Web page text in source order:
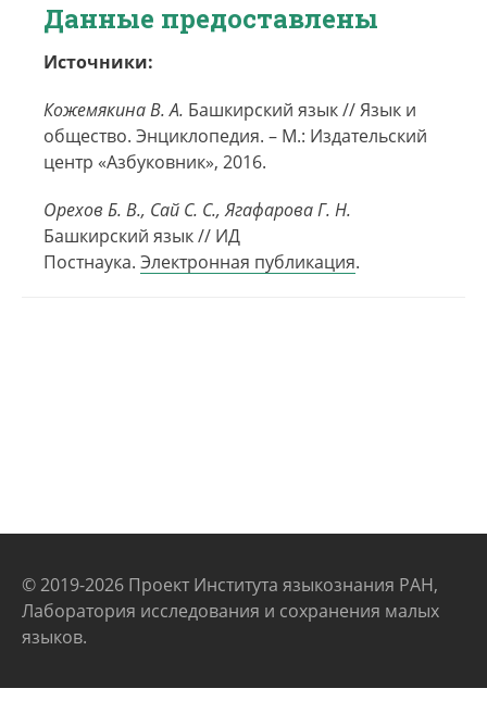
Данные предоставлены
Источники:
Кожемякина В. А. Башкирский язык // Язык и
общество. Энциклопедия. – М.: Издательский
центр «Азбуковник», 2016.
Орехов Б. В., Сай С. С., Ягафарова Г. Н.
Башкирский язык // ИД
Постнаука. Электронная публикация.
© 2019-2026 Проект Института языкознания РАН,
Лаборатория исследования и сохранения малых
языков.